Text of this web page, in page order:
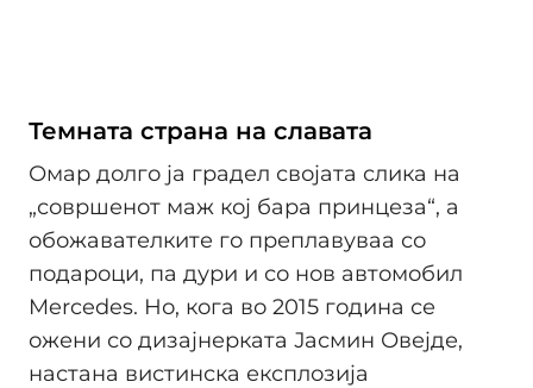
Темната страна на славата
Омар долго ја градел својата слика на
„совршенот маж кој бара принцеза“, а
обожавателките го преплавуваа со
подароци, па дури и со нов автомобил
Mercedes. Но, кога во 2015 година се
ожени со дизајнерката Јасмин Овејде,
настана вистинска експлозија